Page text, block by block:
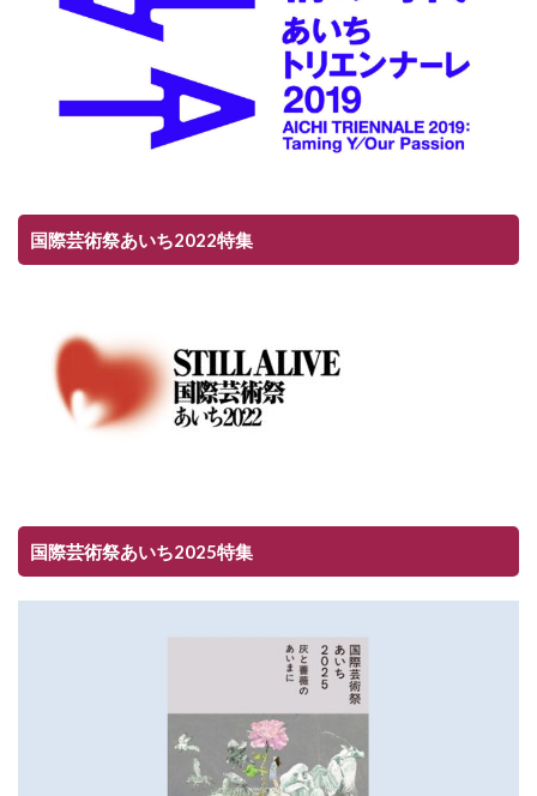
国際芸術祭あいち2022特集
国際芸術祭あいち2025特集